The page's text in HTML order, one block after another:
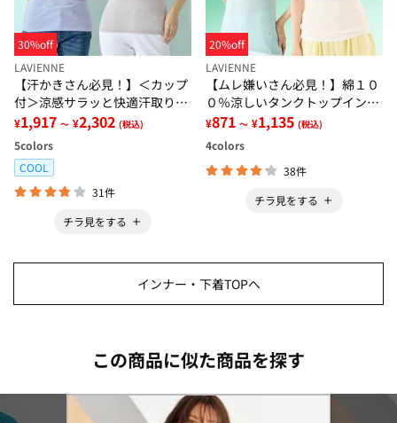
30%off
LAVIENNE
【汗かきさん必見！】＜カップ
付＞涼感サラッと快適汗取りタ
ンクトップインナー＜さらりラ
ボ＞
¥1,917 ～ ¥2,302 (税込)
5colors
COOL
31件
チラ見をする
20%off
LAVIENNE
【ムレ嫌いさん必見！】綿１０
０％涼しいタンクトップインナ
ー＜さらりラボ＞
¥871 ～ ¥1,135 (税込)
4colors
38件
チラ見をする
インナー・下着TOPへ
この商品に似た商品を探す